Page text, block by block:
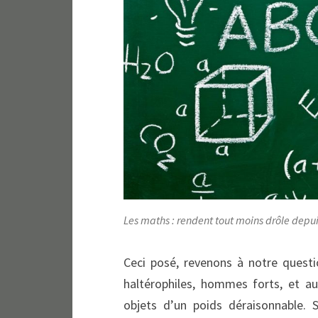
Les maths : rendent tout moins drôle
Ceci posé, revenons à notre
haltérophiles, hommes forts, et
objets d’un poids